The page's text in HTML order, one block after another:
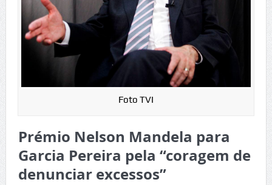
Foto TVI
Prémio Nelson Mandela para
Garcia Pereira pela “coragem de
denunciar excessos”